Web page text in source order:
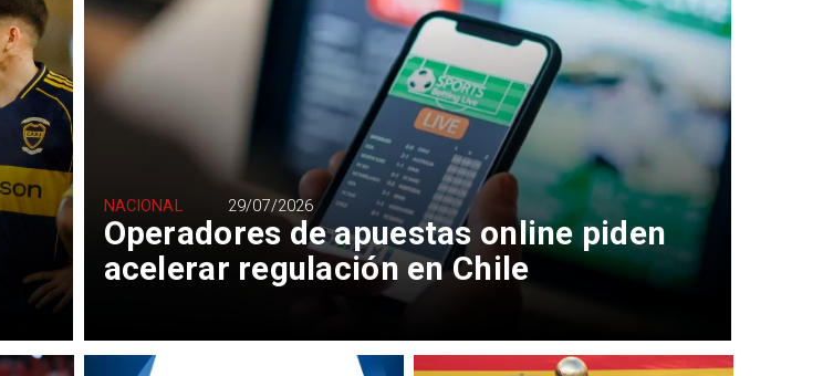
Operadores de apuestas online piden
acelerar regulación en Chile
NACIONAL 29/07/2026